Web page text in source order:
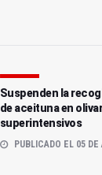
Suspenden la
de aceituna en
superintensivos
PUBLICADO EL 05